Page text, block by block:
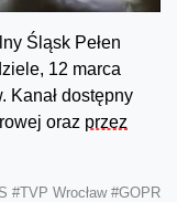
Śląsk Pełen
12 marca
Kanał dostępny
oraz przez
#TVP Wrocław #GOPR